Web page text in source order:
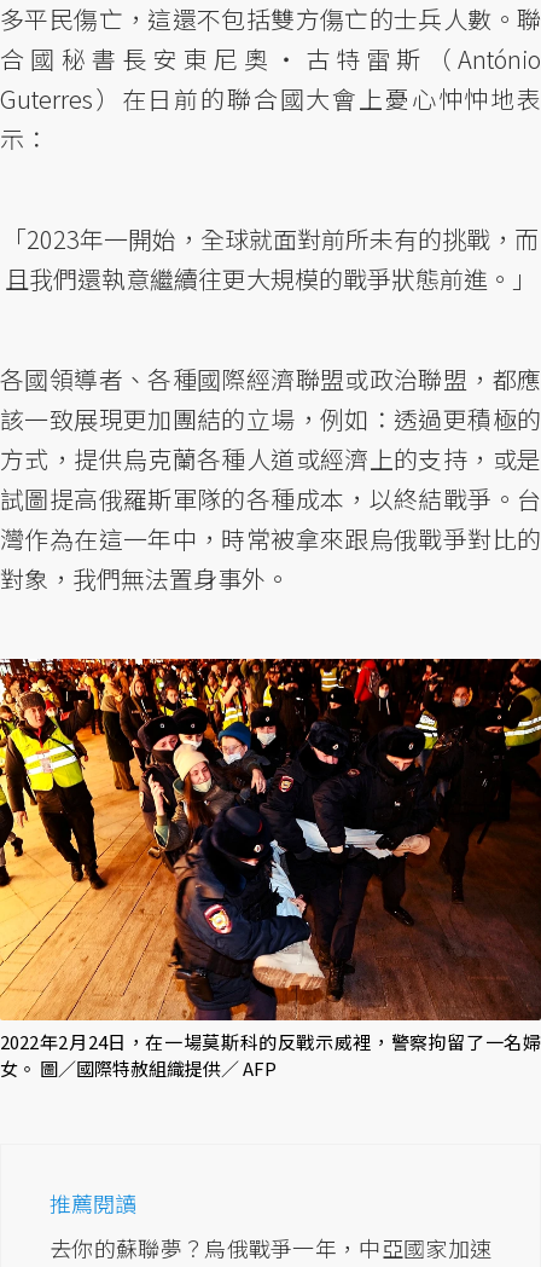
多平民傷亡，這還不包括雙方傷亡的士兵人數。聯
合國秘書長安東尼奧・古特雷斯（António
Guterres）在日前的聯合國大會上憂心忡忡地表
示：
「2023年一開始，全球就面對前所未有的挑戰，而
且我們還執意繼續往更大規模的戰爭狀態前進。」
各國領導者、各種國際經濟聯盟或政治聯盟，都應
該一致展現更加團結的立場，例如：透過更積極的
方式，提供烏克蘭各種人道或經濟上的支持，或是
試圖提高俄羅斯軍隊的各種成本，以終結戰爭。台
灣作為在這一年中，時常被拿來跟烏俄戰爭對比的
對象，我們無法置身事外。
2022年2月24日，在一場莫斯科的反戰示威裡，警察拘留了一名婦
女。 圖／國際特赦組織提供／ AFP
推薦閱讀
去你的蘇聯夢？烏俄戰爭一年，中亞國家加速